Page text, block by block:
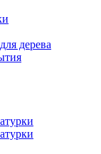
дерева